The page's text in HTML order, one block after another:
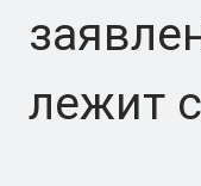
лежит